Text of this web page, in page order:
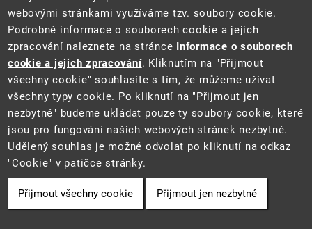
Sociální sítě Cenia
2021 © Ministerstvo životního prostředí
Cookie
webovými stránkami využíváme tzv. soubory cookie.
Podrobné informace o souborech cookie a jejich
zpracování naleznete na stránce Informace o souborech
cookie a jejich zpracování. Kliknutím na "Přijmout
všechny cookie" souhlasíte s tím, že můžeme užívat
všechny typy cookie. Po kliknutí na "Přijmout jen
nezbytné" budeme ukládat pouze ty soubory cookie, které
jsou pro fungování našich webových stránek nezbytné.
Udělený souhlas je možné odvolat po kliknutí na odkaz
"Cookie" v patičce stránky.
Přijmout všechny cookie Přijmout jen nezbytné